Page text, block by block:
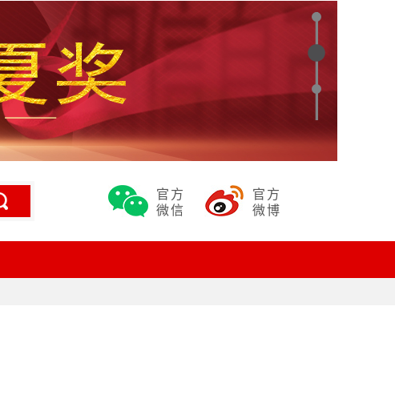
官方
微信
官方
微博